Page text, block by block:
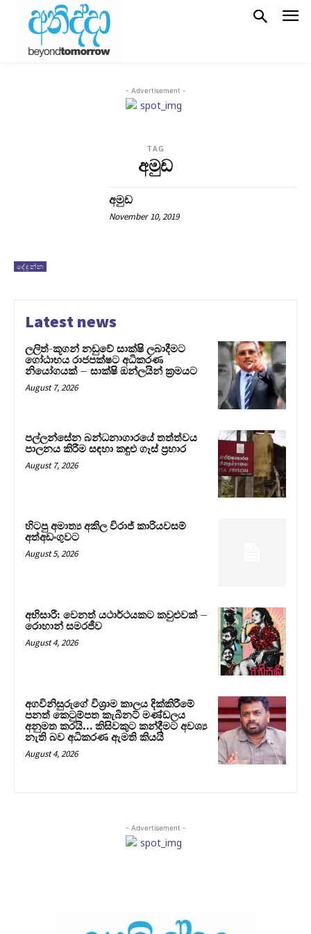
- Advertisement -
TAG
අමුඩ
දේදුන්න
අමුඩ
November 10, 2019
Latest news
ලලිත්-කූගන් නඩුවේ සාක්ෂි ලබාදීමට
ගෝඨාභය රාජපක්ෂට අධිකරණ
නියෝගයක් – සාක්ෂි ඔන්ලයින් ක්‍රමයට
August 7, 2026
පල්ලන්සේන බන්ධනාගාරයේ තත්ත්වය
පාලනය කිරීම සඳහා කඳුළු ගෑස් ප්‍රහාර
August 7, 2026
හිටපු අමාත්‍ය අකිල විරාජ් කාරියවසම්
අත්අඩංගුවට
August 5, 2026
අභිසාරී: වෙනත් යථාර්ථයකට කවුළුවක් –
රොහාන් සමරජීව
August 4, 2026
අගවිනිසුරුගේ විශ්‍රාම කාලය දික්කිරීමේ
පනත් කෙටුම්පත කැබිනට් මණ්ඩලය
අනුමත කරයි… කිසිවකුට කන්දීමට අවශ්‍ය
නැති බව අධිකරණ ඇමති කියයි
August 4, 2026
- Advertisement -